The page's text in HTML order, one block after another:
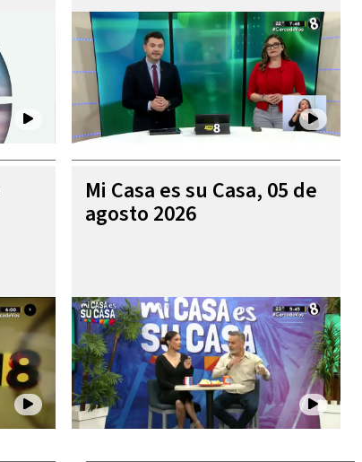
Mi Casa es su Casa, 05 de
agosto 2026